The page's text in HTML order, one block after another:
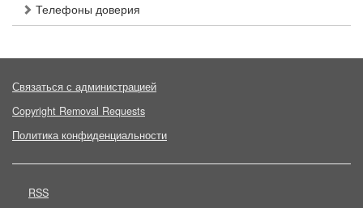
Телефоны доверия
Связаться с администрацией
Copyright Removal Requests
Политика конфиденциальности
RSS